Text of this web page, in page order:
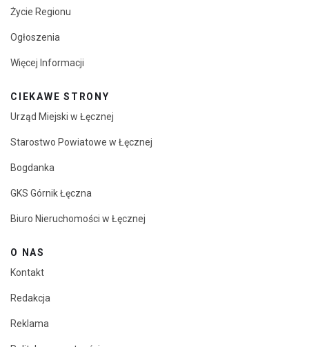
Życie Regionu
Ogłoszenia
Więcej Informacji
CIEKAWE STRONY
Urząd Miejski w Łęcznej
Starostwo Powiatowe w Łęcznej
Bogdanka
GKS Górnik Łęczna
Biuro Nieruchomości w Łęcznej
O NAS
Kontakt
Redakcja
Reklama